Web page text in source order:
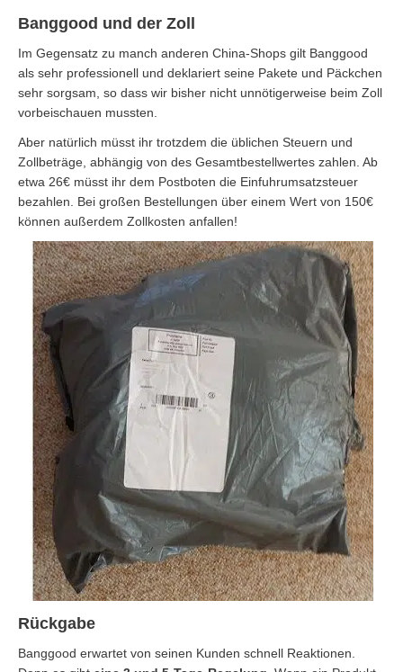
Banggood und der Zoll
Im Gegensatz zu manch anderen China-Shops gilt Banggood
als sehr professionell und deklariert seine Pakete und Päckchen
sehr sorgsam, so dass wir bisher nicht unnötigerweise beim Zoll
vorbeischauen mussten.
Aber natürlich müsst ihr trotzdem die üblichen Steuern und
Zollbeträge, abhängig von des Gesamtbestellwertes zahlen. Ab
etwa 26€ müsst ihr dem Postboten die Einfuhrumsatzsteuer
bezahlen. Bei großen Bestellungen über einem Wert von 150€
können außerdem Zollkosten anfallen!
Rückgabe
Banggood erwartet von seinen Kunden schnell Reaktionen.